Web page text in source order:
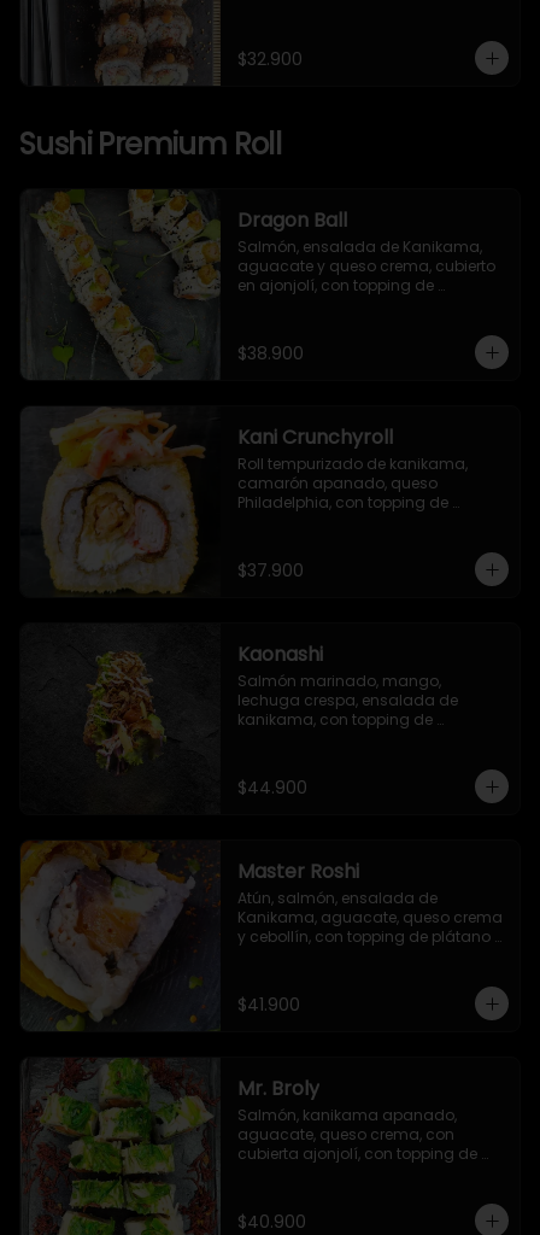
$32.900
Sushi Premium Roll
Dragon Ball
Salmón, ensalada de Kanikama,
aguacate y queso crema, cubierto
en ajonjolí, con topping de
$38.900
Kani Crunchyroll
Roll tempurizado de kanikama,
camarón apanado, queso
Philadelphia, con topping de
chef
$37.900
Kaonashi
Salmón marinado, mango,
lechuga crespa, ensalada de
kanikama, con topping de
$44.900
Master Roshi
Atún, salmón, ensalada de
Kanikama, aguacate, queso crema
y cebollín, con topping de plátano
$41.900
Mr. Broly
Salmón, kanikama apanado,
aguacate, queso crema, con
cubierta ajonjolí, con topping de
$40.900